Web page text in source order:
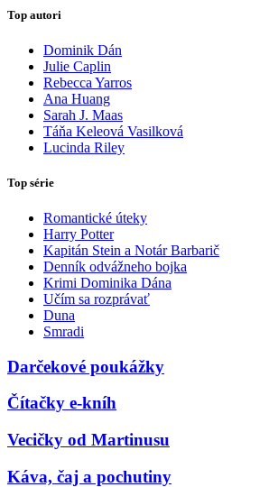
Top autori
Dominik Dán
Julie Caplin
Rebecca Yarros
Ana Huang
Sarah J. Maas
Táňa Keleová Vasilková
Lucinda Riley
Top série
Romantické úteky
Harry Potter
Kapitán Stein a Notár Barbarič
Denník odvážneho bojka
Krimi Dominika Dána
Učím sa rozprávať
Duna
Smradi
Darčekové poukážky
Čítačky e-kníh
Vecičky od Martinusu
Káva, čaj a pochutiny